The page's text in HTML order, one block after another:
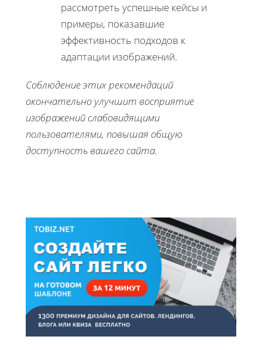
рассмотреть успешные кейсы и
примеры, показавшие
эффективность подходов к
адаптации изображений.
Соблюдение этих рекомендаций
окончательно улучшит восприятие
изображений слабовидящими
пользователями, повышая общую
доступность вашего сайта.